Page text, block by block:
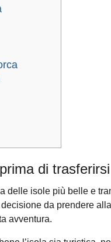
di trasferirsi
delle isole più belle e
da prendere
avventura.